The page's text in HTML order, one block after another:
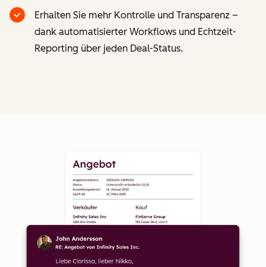
Erhalten Sie mehr Kontrolle und Transparenz –
dank automatisierter Workflows und Echtzeit-
Reporting über jeden Deal-Status.